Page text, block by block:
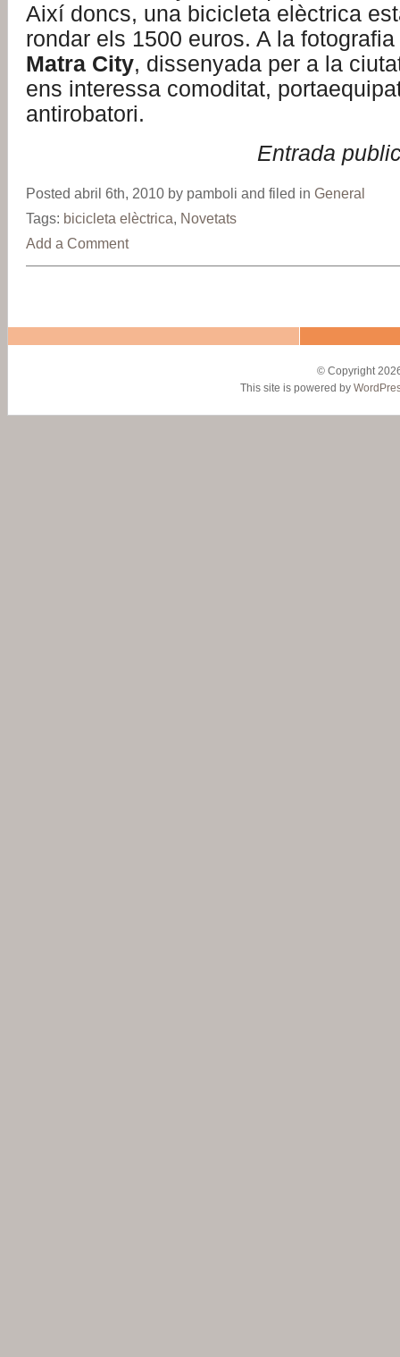
Així doncs, una bicicleta elèctrica
rondar els 1500 euros. A la
Matra City, dissenyada per a la
ens interessa comoditat,
antirobatori.
Entrada
Posted abril 6th, 2010 by pamboli and filed in General
Tags: bicicleta elèctrica, Novetats
Add a Comment
© Copyright
This site is powered by